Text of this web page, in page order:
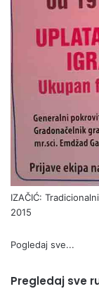
IZAČIĆ:
2015
Pogledaj sve...
Pregledaj sve